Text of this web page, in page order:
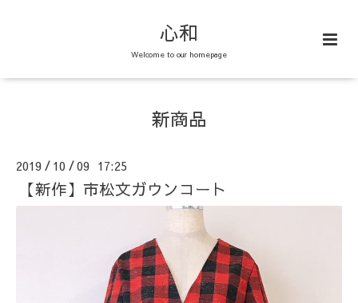
心和
Welcome to our homepage
新商品
2019 / 10 /09 17:25
【新作】市松文ガウンコート